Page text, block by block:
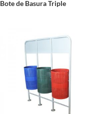
Bote de Basura Triple